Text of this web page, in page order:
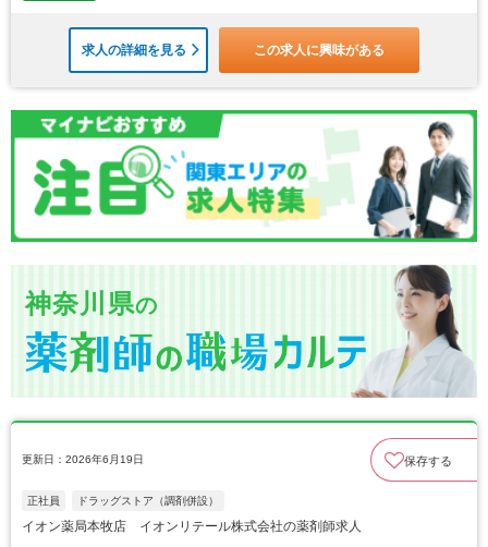
求人の詳細を見る この求人に興味がある
神奈川県の
更新日：2026年6月19日 保存する
正社員 ドラッグストア（調剤併設）
イオン薬局本牧店 イオンリテール株式会社の薬剤師求人